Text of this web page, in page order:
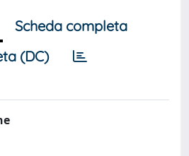
Scheda completa
(DC)